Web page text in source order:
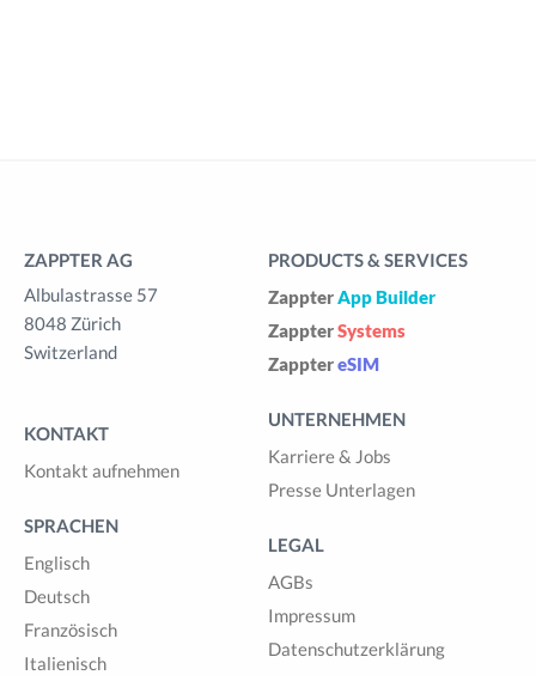
ZAPPTER AG
Albulastrasse 57
8048 Zürich
Switzerland
KONTAKT
Kontakt aufnehmen
SPRACHEN
Englisch
Deutsch
Französisch
Italienisch
PRODUCTS & SERVICES
ZappterApp Builder
ZappterSystems
ZapptereSIM
UNTERNEHMEN
Karriere & Jobs
Presse Unterlagen
LEGAL
AGBs
Impressum
Datenschutzerklärung